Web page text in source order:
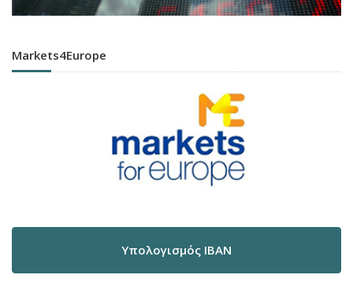
Markets4Europe
Υπολογισμός IBAN